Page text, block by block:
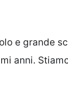
e grande
anni.